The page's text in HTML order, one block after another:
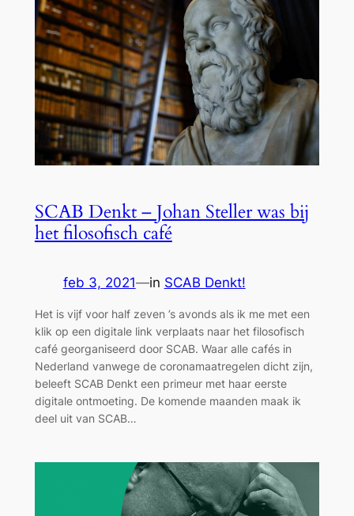
SCAB Denkt – Johan Steller was bij
het filosofisch café
feb 3, 2021—in SCAB Denkt!
Het is vijf voor half zeven ’s avonds als ik me met een
klik op een digitale link verplaats naar het filosofisch
café georganiseerd door SCAB. Waar alle cafés in
Nederland vanwege de coronamaatregelen dicht zijn,
beleeft SCAB Denkt een primeur met haar eerste
digitale ontmoeting. De komende maanden maak ik
deel uit van SCAB…